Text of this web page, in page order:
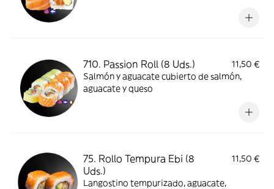
710. Passion Roll (8 Uds.)
11,50 €
Salmón y aguacate cubierto de salmón,
aguacate y queso
75. Rollo Tempura Ebi (8
Uds.)
11,50 €
Langostino tempurizado, aguacate,